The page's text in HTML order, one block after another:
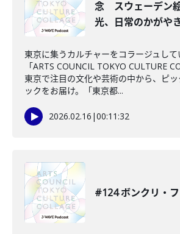
念 スウェーデン
光、日常のかがや
東京に集うカルチャーをコラージュし
「ARTS COUNCIL TOKYO CULTURE
東京で注目の文化や芸術の中から、ピ
ックをお届け。「東京都...
2026.02.16 |00:11:32
#124 ボンクリ・